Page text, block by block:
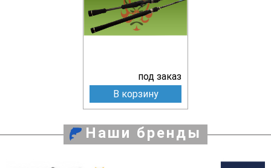
под заказ
В корзину
Наши бренды